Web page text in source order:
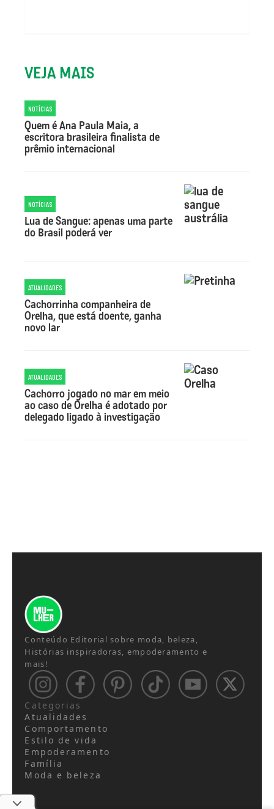
VEJA MAIS
NOTÍCIAS
Quem é Ana Paula Maia, a
escritora brasileira finalista de
prêmio internacional
NOTÍCIAS
Lua de Sangue: apenas uma parte
do Brasil poderá ver
ATUALIDADES
Cachorrinha companheira de
Orelha, que está doente, ganha
novo lar
ATUALIDADES
Cachorro jogado no mar em meio
ao caso de Orelha é adotado por
delegado ligado à investigação
Conteúdo Editorial sobre moda, beleza,
Histórias inspiradoras, empoderamento e
mais!
Categorias
Atualidades
Comportamento
Estilo de vida
Empoderamento
Família
Moda e beleza